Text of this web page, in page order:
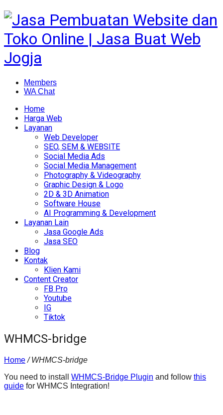
Members
WA Chat
Home
Harga Web
Layanan
Web Developer
SEO, SEM & WEBSITE
Social Media Ads
Social Media Management
Photography & Videography
Graphic Design & Logo
2D & 3D Animation
Software House
AI Programming & Development
Layanan Lain
Jasa Google Ads
Jasa SEO
Blog
Kontak
Klien Kami
Content Creator
FB Pro
Youtube
IG
Tiktok
WHMCS-bridge
Home / WHMCS-bridge
You need to install WHMCS-Bridge Plugin and follow this
guide for WHMCS Integration!